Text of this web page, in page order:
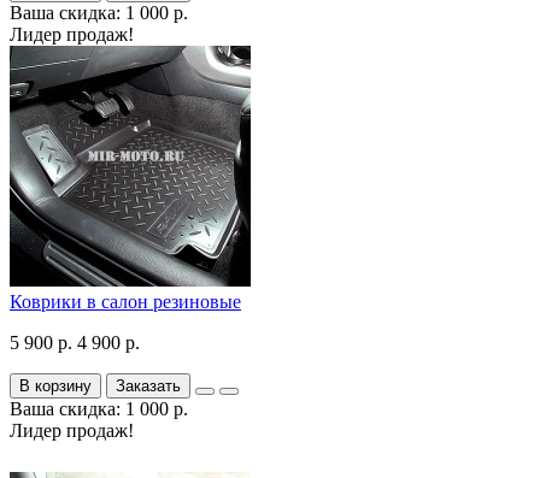
Ваша скидка: 1 000 р.
Лидер продаж!
Коврики в салон резиновые
5 900 р. 4 900 р.
В корзину Заказать
Ваша скидка: 1 000 р.
Лидер продаж!